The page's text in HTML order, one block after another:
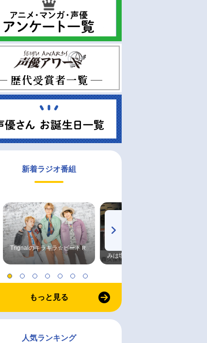
新着ラジオ番組
Trignalのキラキラ☆ビートＲ
みは塩だけ
もっと見る
人気ランキング